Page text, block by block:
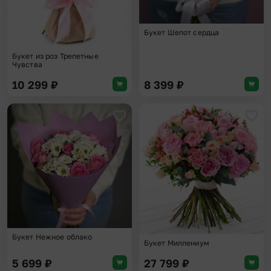
Букет из роз Трепетные
Чувства
10 299 ₽
Букет Шепот сердца
8 399 ₽
Добавить в избранное
Букет Нежное облако
5 699 ₽
Букет Миллениум
27 799 ₽